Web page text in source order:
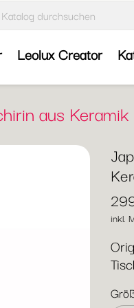
Leolux Creator
aus Keramik
inkl.